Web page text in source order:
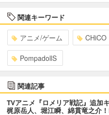
関連キーワード
アニメ/ゲーム CHiCO
PompadollS
関連記事
TVアニメ『ロメリア戦記』追加
梶原岳人、堀江瞬、綿貫竜之介